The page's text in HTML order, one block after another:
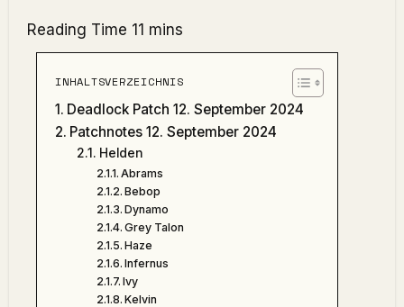
INHALTSVERZEICHNIS
Deadlock Patch 12. September 2024
Patchnotes 12. September 2024
Helden
Abrams
Bebop
Dynamo
Grey Talon
Haze
Infernus
Ivy
Kelvin